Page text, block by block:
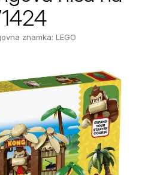
znamka: LEGO